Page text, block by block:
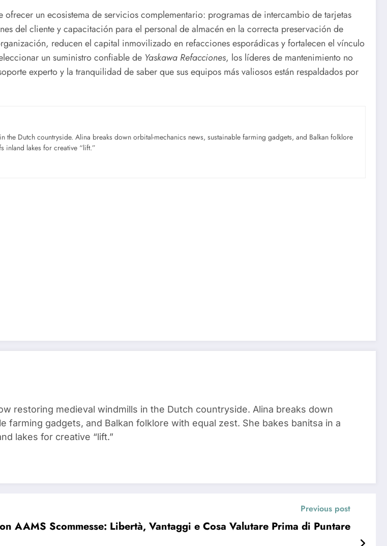
un ecosistema de servicios complementario: programas de intercambio de tarjetas
del cliente y capacitación para el personal de almacén en la correcta preservación de
reducen el capital inmovilizado en refacciones esporádicas y fortalecen el vínculo
un suministro confiable de Yaskawa Refacciones, los líderes de mantenimiento no
experto y la tranquilidad de saber que sus equipos más valiosos están respaldados por
Dutch countryside. Alina breaks down orbital-mechanics news, sustainable farming gadgets, and Balkan folklore
inland lakes for creative “lift.”
restoring medieval windmills in the Dutch countryside. Alina breaks down
farming gadgets, and Balkan folklore with equal zest. She bakes banitsa in a
lakes for creative “lift.”
Previous post
AAMS Scommesse: Libertà, Vantaggi e Cosa Valutare Prima di Puntare